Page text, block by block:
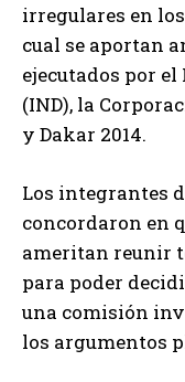
irregulares en
cual se aportan
ejecutados por
(IND), la
y Dakar 2014.
Los integrantes
concordaron en
ameritan reunir
para poder
una comisión
los argumentos